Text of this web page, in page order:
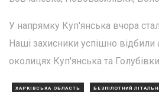
У напрямку Куп'янська вчора
Наші захисники успішно відбили
околицях Куп'янська та
ХАРКІВСЬКА ОБЛАСТЬ БЕЗПІЛОТНИЙ